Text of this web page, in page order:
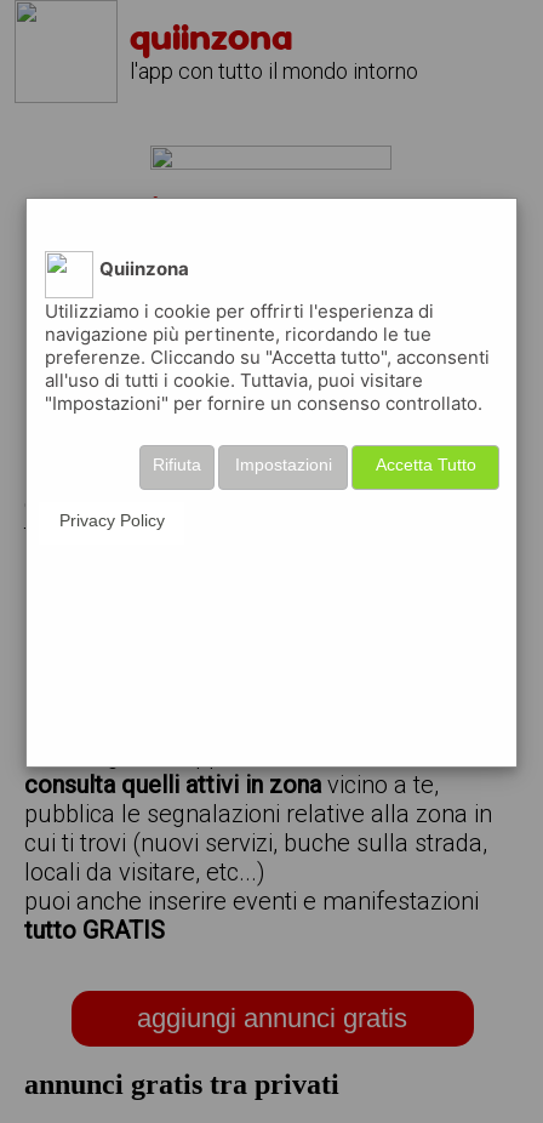
quiinzona
l'app con tutto il mondo intorno
diamante 2 carati?
↴
scarica gratis app
pubblica gratis i tuoi annunci
tuoi annunci per :
consulta quelli attivi in zona vicino a te,
pubblica le segnalazioni relative alla zona in
cui ti trovi (nuovi servizi, buche sulla strada,
locali da visitare, etc...)
puoi anche inserire eventi e manifestazioni
tutto GRATIS
aggiungi annunci gratis
annunci gratis tra privati
Quiinzona
Utilizziamo i cookie per offrirti l'esperienza di
navigazione più pertinente, ricordando le tue
preferenze. Cliccando su "Accetta tutto", acconsenti
all'uso di tutti i cookie. Tuttavia, puoi visitare
"Impostazioni" per fornire un consenso controllato.
Accetta Tutto
Impostazioni
Rifiuta
Privacy Policy